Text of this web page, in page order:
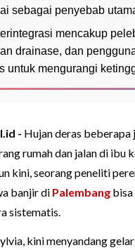
sebagai penyebab
mencakup
drainase, dan
untuk mengurangi
- Hujan deras beberapa
rumah dan jalan di ibu
kini, seorang peneliti
banjir di Palembang
sistematis.
kini menyandang